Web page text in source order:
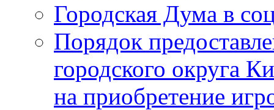
Городская Дума в
Порядок
городского округа
на приобретение